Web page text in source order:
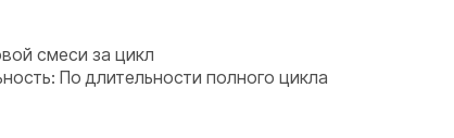
смеси за цикл
По длительности полного цикла